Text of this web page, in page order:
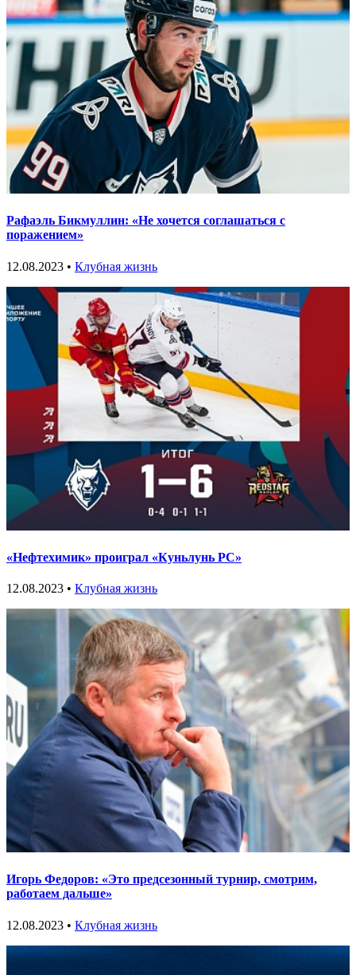
Рафаэль Бикмуллин: «Не хочется соглашаться с
поражением»
12.08.2023 • Клубная жизнь
«Нефтехимик» проиграл «Куньлунь РС»
12.08.2023 • Клубная жизнь
Игорь Федоров: «Это предсезонный турнир, смотрим,
работаем дальше»
12.08.2023 • Клубная жизнь